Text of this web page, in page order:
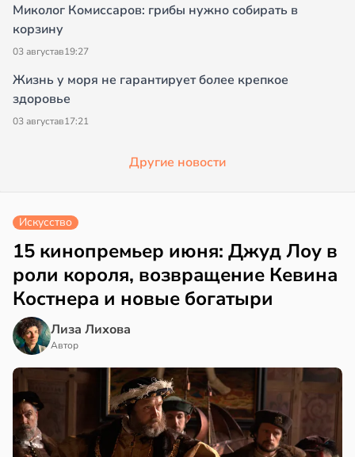
Миколог Комиссаров: грибы нужно собирать в
корзину
03 августав19:27
Жизнь у моря не гарантирует более крепкое
здоровье
03 августав17:21
Другие новости
Искусство
15 кинопремьер июня: Джуд Лоу в
роли короля, возвращение Кевина
Костнера и новые богатыри
Лиза Лихова
Автор